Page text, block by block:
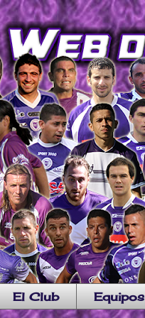
El Club Equipos